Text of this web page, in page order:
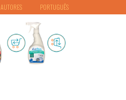
PORTUGUÊS
AUTORES